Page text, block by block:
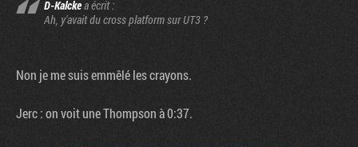
D-Kalckea écrit :
Ah, y'avait du cross platform sur UT3 ?
Non je me suis emmêlé les crayons.
Jerc : on voit une Thompson à 0:37.